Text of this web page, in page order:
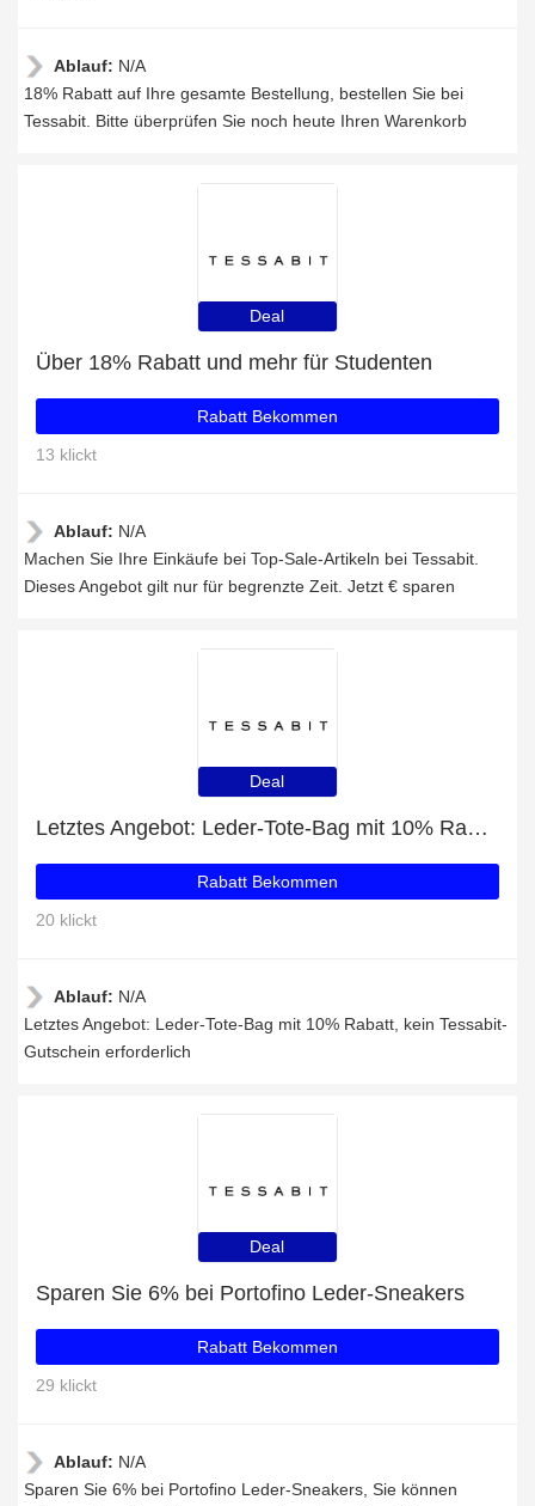
Ablauf: N/A
18% Rabatt auf Ihre gesamte Bestellung, bestellen Sie bei
Tessabit. Bitte überprüfen Sie noch heute Ihren Warenkorb
Deal
Über 18% Rabatt und mehr für Studenten
Rabatt Bekommen
13 klickt
Ablauf: N/A
Machen Sie Ihre Einkäufe bei Top-Sale-Artikeln bei Tessabit.
Dieses Angebot gilt nur für begrenzte Zeit. Jetzt € sparen
Deal
Letztes Angebot: Leder-Tote-Bag mit 10% Rabatt
Rabatt Bekommen
20 klickt
Ablauf: N/A
Letztes Angebot: Leder-Tote-Bag mit 10% Rabatt, kein Tessabit-
Gutschein erforderlich
Deal
Sparen Sie 6% bei Portofino Leder-Sneakers
Rabatt Bekommen
29 klickt
Ablauf: N/A
Sparen Sie 6% bei Portofino Leder-Sneakers, Sie können